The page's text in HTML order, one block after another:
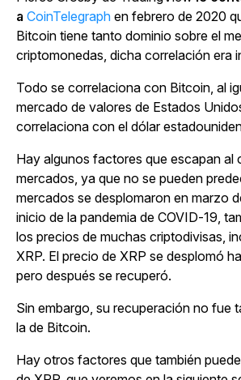
a CoinTelegraph en febrero de 2020
Bitcoin tiene tanto dominio sobre el
criptomonedas, dicha correlación era
Todo se correlaciona con Bitcoin, al
mercado de valores de Estados
correlaciona con el dólar
Hay algunos factores que escapan al
mercados, ya que no se pueden
mercados se desplomaron en marzo
inicio de la pandemia de COVID-19,
los precios de muchas criptodivisas,
XRP. El precio de XRP se desplomó
pero después se recuperó.
Sin embargo, su recuperación no fue
la de Bitcoin.
Hay otros factores que también